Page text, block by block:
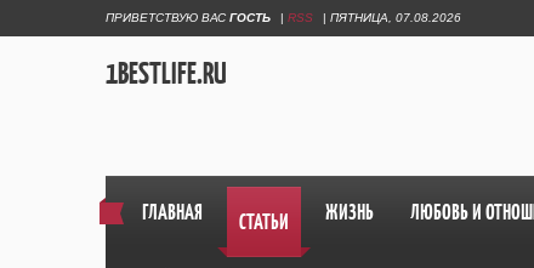
ПРИВЕТСТВУЮ ВАС ГОСТЬ | RSS | ПЯТНИЦА, 07.08.2026
1BESTLIFE.RU
ГЛАВНАЯ СТАТЬИ ЖИЗНЬ ЛЮБОВЬ И